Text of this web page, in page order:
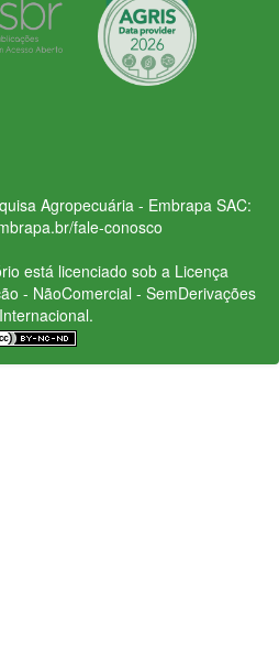
Agropecuária - Embrapa SAC:
fale-conosco
está licenciado sob a Licença
- NãoComercial - SemDerivações